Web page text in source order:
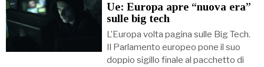
Ue: Europa apre “nuova era”
sulle big tech
L’Europa volta pagina sulle Big Tech.
Il Parlamento europeo pone il suo
doppio sigillo finale al pacchetto di